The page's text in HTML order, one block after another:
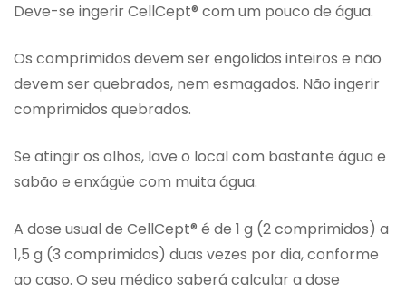
Deve-se ingerir CellCept® com um pouco de água.
Os comprimidos devem ser engolidos inteiros e não
devem ser quebrados, nem esmagados. Não ingerir
comprimidos quebrados.
Se atingir os olhos, lave o local com bastante água e
sabão e enxágüe com muita água.
A dose usual de CellCept® é de 1 g (2 comprimidos) a
1,5 g (3 comprimidos) duas vezes por dia, conforme
ao caso. O seu médico saberá calcular a dose